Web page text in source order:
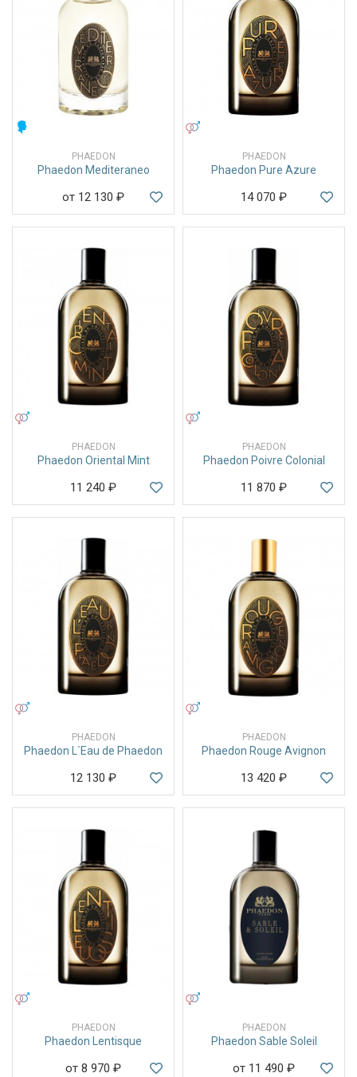
PHAEDON
Phaedon Mediteraneo
от 12 130 ₽
PHAEDON
Phaedon Pure Azure
14 070 ₽
PHAEDON
Phaedon Oriental Mint
11 240 ₽
PHAEDON
Phaedon Poivre Colonial
11 870 ₽
PHAEDON
Phaedon L`Eau de Phaedon
12 130 ₽
PHAEDON
Phaedon Rouge Avignon
13 420 ₽
PHAEDON
Phaedon Lentisque
от 8 970 ₽
PHAEDON
Phaedon Sable Soleil
от 11 490 ₽